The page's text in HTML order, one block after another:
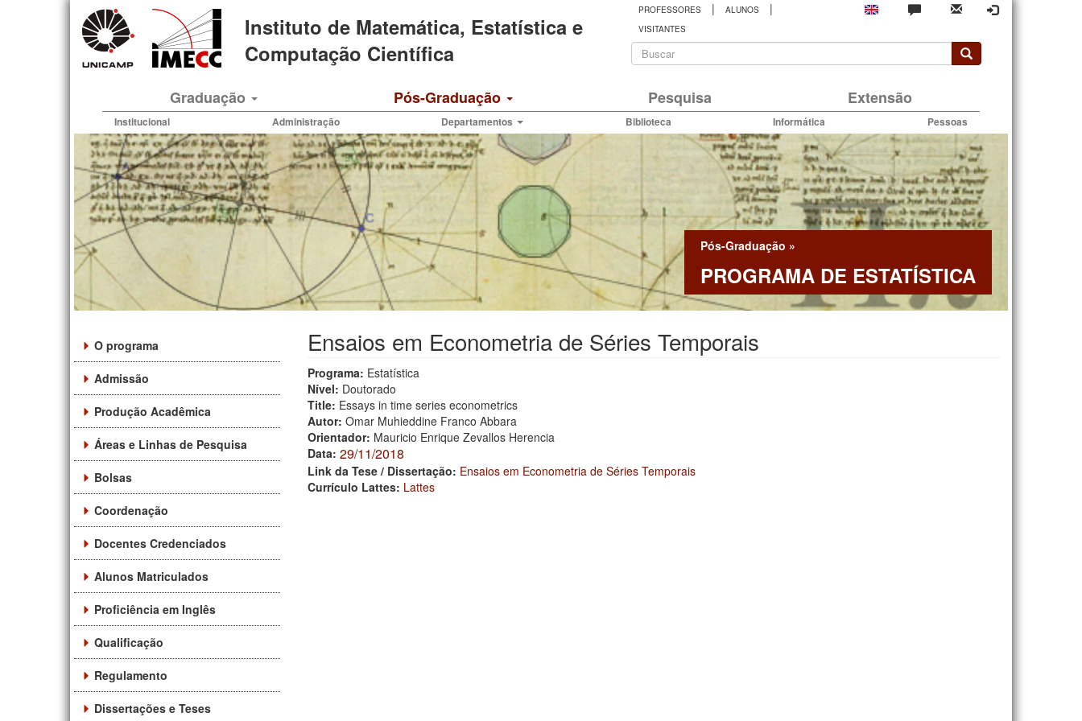
Instituto de Matemática, Estatística e
Computação Científica
PROFESSORES | ALUNOS |
VISITANTES
Formulário
busca
Graduação Pós-Graduação Pesquisa Extensão
Institucional Administração Departamentos Biblioteca Informática Pessoas
Pós-Graduação »
PROGRAMA DE ESTATÍSTICA
O programa
Admissão
Produção Acadêmica
Áreas e Linhas de Pesquisa
Bolsas
Coordenação
Docentes Credenciados
Alunos Matriculados
Proficiência em Inglês
Qualificação
Regulamento
Dissertações e Teses
Ensaios em Econometria de Séries Temporais
Programa: Estatística
Nível: Doutorado
Title: Essays in time series econometrics
Autor: Omar Muhieddine Franco Abbara
Orientador: Mauricio Enrique Zevallos Herencia
Data: 29/11/2018
Link da Tese / Dissertação: Ensaios em Econometria de Séries Temporais
Currículo Lattes: Lattes